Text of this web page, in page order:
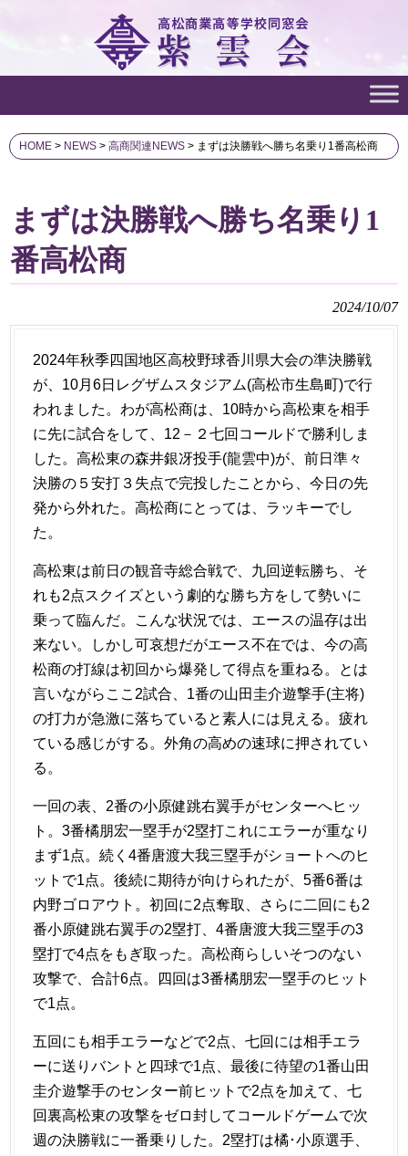
HOME > NEWS > 高商関連NEWS > まずは決勝戦へ勝ち名乗り1番高松商
まずは決勝戦へ勝ち名乗り1
番高松商
2024/10/07
2024年秋季四国地区高校野球香川県大会の準決勝戦
が、10月6日レグザムスタジアム(高松市生島町)で行
われました。わが高松商は、10時から高松東を相手
に先に試合をして、12－２七回コールドで勝利しま
した。高松東の森井銀冴投手(龍雲中)が、前日準々
決勝の５安打３失点で完投したことから、今日の先
発から外れた。高松商にとっては、ラッキーでし
た。
高松東は前日の観音寺総合戦で、九回逆転勝ち、そ
れも2点スクイズという劇的な勝ち方をして勢いに
乗って臨んだ。こんな状況では、エースの温存は出
来ない。しかし可哀想だがエース不在では、今の高
松商の打線は初回から爆発して得点を重ねる。とは
言いながらここ2試合、1番の山田圭介遊撃手(主将)
の打力が急激に落ちていると素人には見える。疲れ
ている感じがする。外角の高めの速球に押されてい
る。
一回の表、2番の小原健跳右翼手がセンターへヒッ
ト。3番橘朋宏一塁手が2塁打これにエラーが重なり
まず1点。続く4番唐渡大我三塁手がショートへのヒ
ットで1点。後続に期待が向けられたが、5番6番は
内野ゴロアウト。初回に2点奪取、さらに二回にも2
番小原健跳右翼手の2塁打、4番唐渡大我三塁手の3
塁打で4点をもぎ取った。高松商らしいそつのない
攻撃で、合計6点。四回は3番橘朋宏一塁手のヒット
で1点。
五回にも相手エラーなどで2点、七回には相手エラ
ーに送りバントと四球で1点、最後に待望の1番山田
圭介遊撃手のセンター前ヒットで2点を加えて、七
回裏高松東の攻撃をゼロ封してコールドゲームで次
週の決勝戦に一番乗りした。2塁打は橘･小原選手、